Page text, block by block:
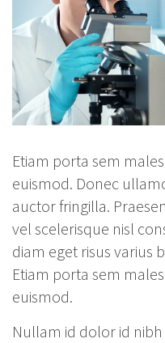
Etiam porta sem
euismod. Donec
auctor fringilla.
vel scelerisque nisl
diam eget risus varius
Etiam porta sem
euismod.
Nullam id dolor id